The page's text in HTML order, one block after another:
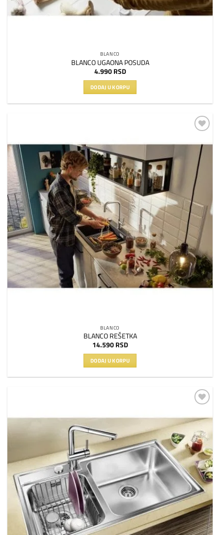
BLANCO
BLANCO UGAONA POSUDA
4.990 RSD
DODAJ U KORPU
na
listu
želja
BLANCO
BLANCO REŠETKA
14.590 RSD
DODAJ U KORPU
na
listu
želja